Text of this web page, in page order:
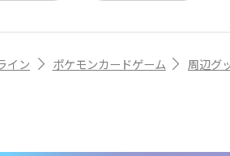
イン ポケモンカードゲーム 周辺グ